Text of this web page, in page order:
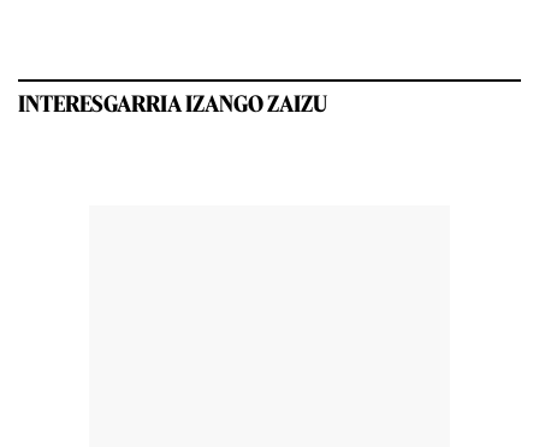
INTERESGARRIA IZANGO ZAIZU